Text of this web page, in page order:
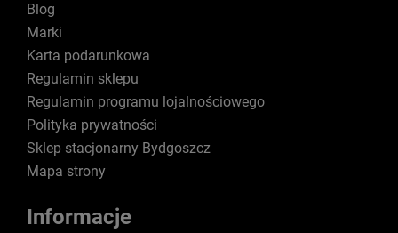
Blog
Marki
Karta podarunkowa
Regulamin sklepu
Regulamin programu lojalnościowego
Polityka prywatności
Sklep stacjonarny Bydgoszcz
Mapa strony
Informacje